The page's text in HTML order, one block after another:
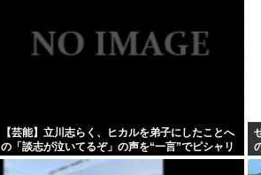
【芸能】立川志らく、ヒカルを弟子にしたことへ
の「談志が泣いてるぞ」の声を“一言”でピシャリ